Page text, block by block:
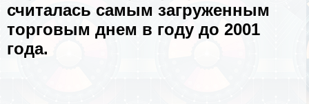
считалась самым загруженным
торговым днем ​​в году до 2001
года.